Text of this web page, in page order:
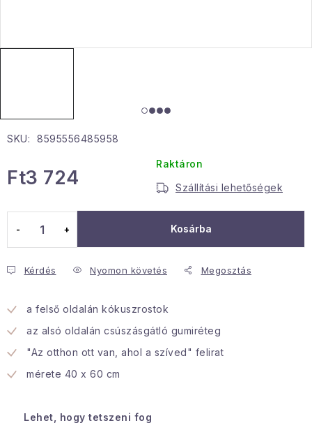
Karácsonyi esemény
Januári akció
Hogyan kell panaszkodni / visszaadni az áruka
Érintkezés
Rólunk
SKU: 8595556485958
Ft3 724
Raktáron
Szállítási lehetőségek
Kosárba
Kérdés Nyomon követés Megosztás
a felső oldalán kókuszrostok
az alsó oldalán csúszásgátló gumiréteg
"Az otthon ott van, ahol a szíved" felirat
mérete 40 x 60 cm
Lehet, hogy tetszeni fog